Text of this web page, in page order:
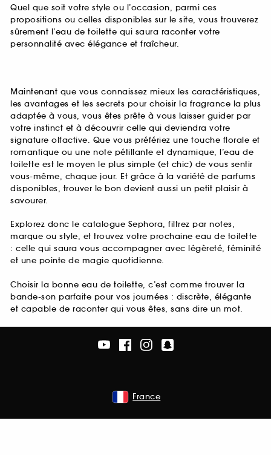
Quel que soit votre style ou l’occasion, parmi ces
propositions ou celles disponibles sur le site, vous trouverez
sûrement l’eau de toilette qui saura raconter votre
personnalité avec élégance et fraîcheur.
Maintenant que vous connaissez mieux les caractéristiques,
les avantages et les secrets pour choisir la fragrance la plus
adaptée à vous, vous êtes prête à vous laisser guider par
votre instinct et à découvrir celle qui deviendra votre
signature olfactive. Que vous préfériez une touche florale et
romantique ou une note pétillante et dynamique, l’eau de
toilette est le moyen le plus simple (et chic) de vous sentir
vous-même, chaque jour. Et grâce à la variété de parfums
disponibles, trouver le bon devient aussi un petit plaisir à
savourer.
Explorez donc le catalogue Sephora, filtrez par notes,
marque ou style, et trouvez votre prochaine eau de toilette
: celle qui saura vous accompagner avec légèreté, féminité
et une pointe de magie quotidienne.
Choisir la bonne eau de toilette, c’est comme trouver la
bande-son parfaite pour vos journées : discrète, élégante
et capable de raconter qui vous êtes, sans dire un mot.
France